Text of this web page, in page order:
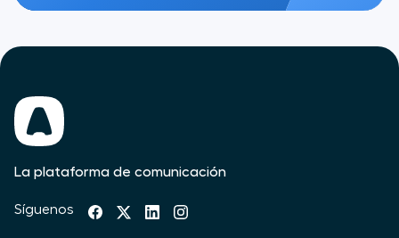
La plataforma de comunicación
Síguenos